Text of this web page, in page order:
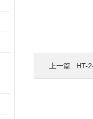
上一篇 : HT-